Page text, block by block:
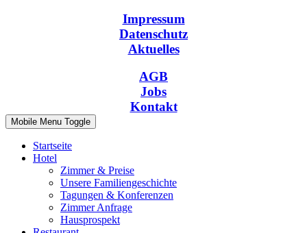
Impressum
Datenschutz
Aktuelles
AGB
Jobs
Kontakt
Mobile Menu Toggle
Startseite
Hotel
Zimmer & Preise
Unsere Familiengeschichte
Tagungen & Konferenzen
Zimmer Anfrage
Hausprospekt